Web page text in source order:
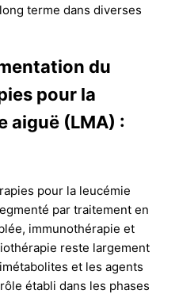
terme dans diverses
du
pour la
aiguë (LMA) :
pour la leucémie
par traitement en
immunothérapie et
reste largement
et les agents
établi dans les phases